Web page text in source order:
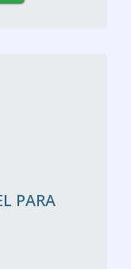
PARA